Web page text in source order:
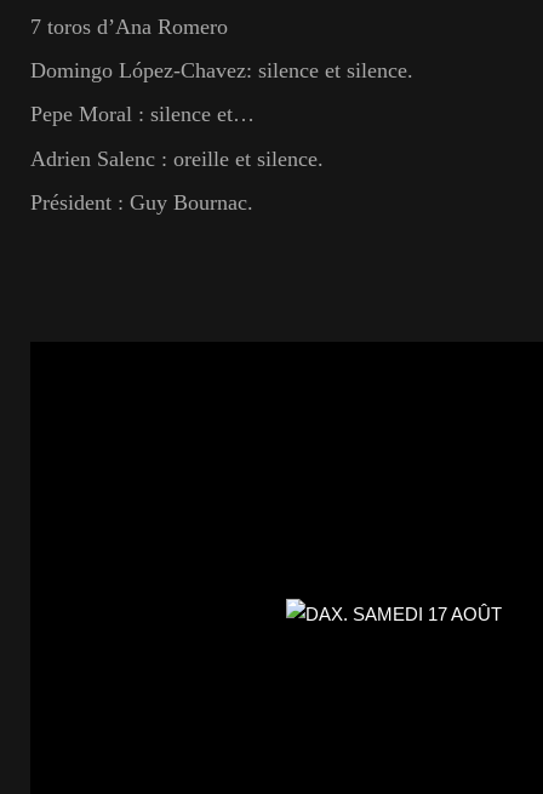
7 toros d’Ana Romero
Domingo López-Chavez: silence et silence.
Pepe Moral : silence et…
Adrien Salenc : oreille et silence.
Président : Guy Bournac.